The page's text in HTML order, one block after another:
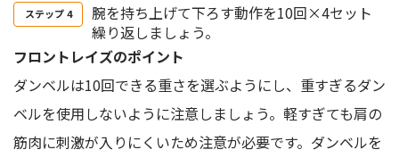
腕を持ち上げて下ろす動作を10回×4セット
繰り返しましょう。
フロントレイズのポイント
ダンベルは10回できる重さを選ぶようにし、重すぎるダン
ベルを使用しないように注意しましょう。軽すぎても肩の
筋肉に刺激が入りにくいため注意が必要です。ダンベルを